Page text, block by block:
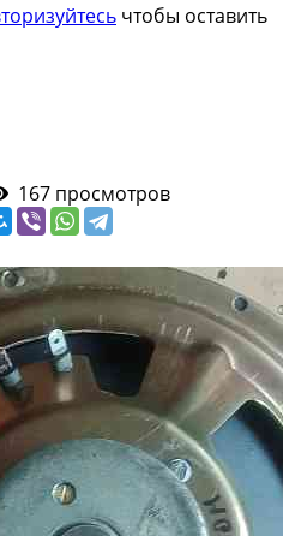
чтобы оставить
167 просмотров